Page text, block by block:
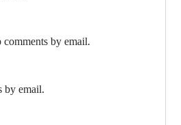
by email.
by email.